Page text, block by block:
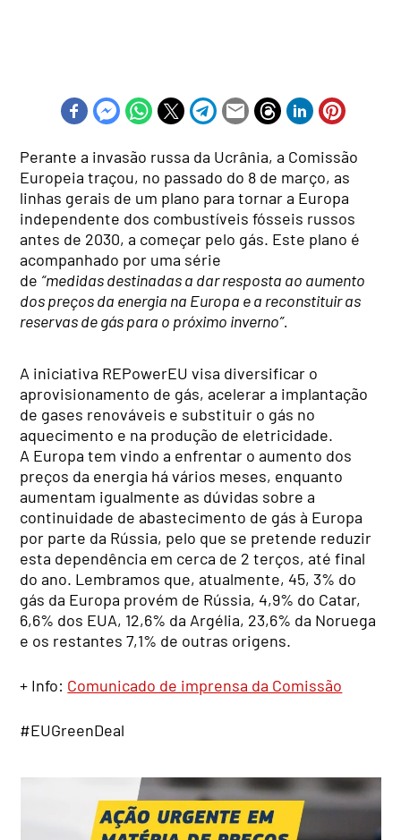
Perante a invasão russa da Ucrânia, a Comissão
Europeia traçou, no passado do 8 de março, as
linhas gerais de um plano para tornar a Europa
independente dos combustíveis fósseis russos
antes de 2030, a começar pelo gás. Este plano é
acompanhado por uma série
de “medidasdestinadas a dar resposta ao aumento
dos preços da energia na Europa e a reconstituir as
reservas de gás para o próximo inverno”.
A iniciativa REPowerEU visa diversificar o
aprovisionamento de gás, acelerar a implantação
de gases renováveis e substituir o gás no
aquecimento e na produção de eletricidade.
A Europa tem vindo a enfrentar o aumento dos
preços da energia há vários meses, enquanto
aumentam igualmente as dúvidas sobre a
continuidade de abastecimento de gás à Europa
por parte da Rússia, pelo que se pretende reduzir
esta dependência em cerca de 2 terços, até final
do ano. Lembramos que, atualmente, 45, 3% do
gás da Europa provém de Rússia, 4,9% do Catar,
6,6% dos EUA, 12,6% da Argélia, 23,6% da Noruega
e os restantes 7,1% de outras origens.
+ Info: Comunicado de imprensa da Comissão
#EUGreenDeal